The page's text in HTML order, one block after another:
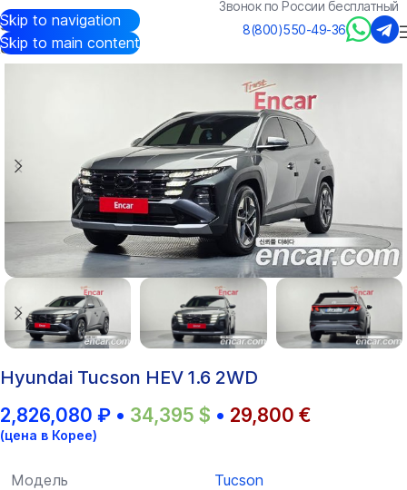
Skip to navigation
Skip to main content
Звонок по России бесплатный
8(800)550-49-36
Авто из Кореи/Каталог Tucson
Hyundai Tucson HEV 1.6 2WD
2,826,080 ₽ • 34,395 $ • 29,800 €
(цена в Корее)
Модель Tucson